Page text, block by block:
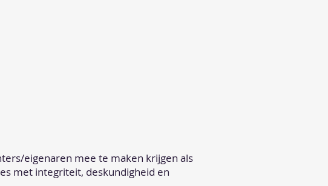
eigenaren mee te maken krijgen als
met integriteit, deskundigheid en